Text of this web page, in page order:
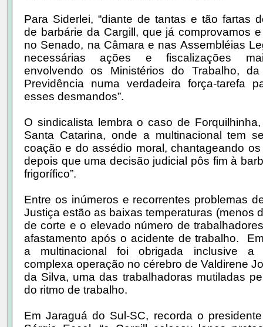
Para Siderlei, “diante de tantas e tão fartas
de barbárie da Cargill, que já comprovamos
no Senado, na Câmara e nas Assembléias
necessárias ações e fiscalizações
envolvendo os Ministérios do Trabalho,
Previdência numa verdadeira força-tarefa
esses desmandos”.
O sindicalista lembra o caso de
Santa Catarina, onde a multinacional tem
coação e do assédio moral, chantageando
depois que uma decisão judicial pôs fim à
frigorífico”.
Entre os inúmeros e recorrentes problemas
Justiça estão as baixas temperaturas (menos
de corte e o elevado número de
afastamento após o acidente de trabalho.
a multinacional foi obrigada inclusive a
complexa operação no cérebro de Valdirene
da Silva, uma das trabalhadoras mutiladas
do ritmo de trabalho.
Em Jaraguá do Sul-SC, recorda o